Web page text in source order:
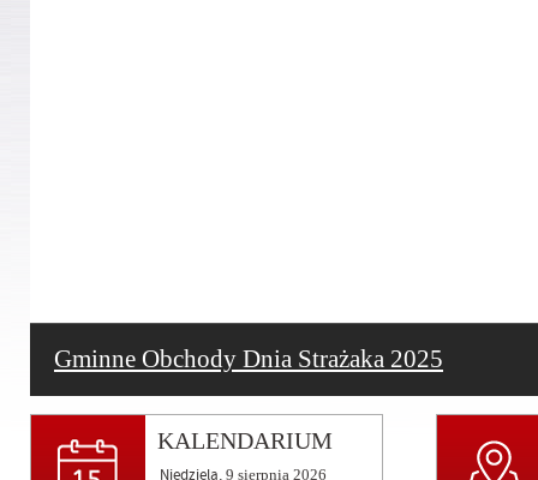
Gminne Obchody Dnia Strażaka 2025
KALENDARIUM
Niedziela, 9 sierpnia 2026